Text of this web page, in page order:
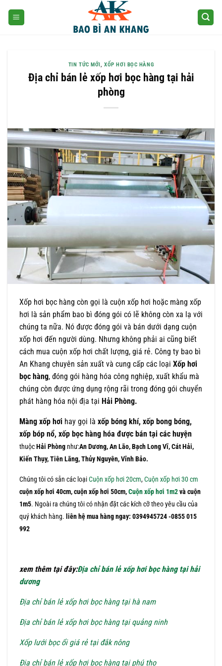
TIN TỨC MỚI,XỐP HƠI BỌC HÀNG
Địa chỉ bán lẻ xốp hơi bọc hàng tại hải
phòng
Xốp hơi bọc hàng còn gọi là cuộn xốp hơi hoặc màng xốp
hơi là sản phẩm bao bì đóng gói có lẽ không còn xa lạ với
chúng ta nữa. Nó được đóng gói và bán dưới dạng cuộn
xốp hơi đến người dùng. Nhưng không phải ai cũng biết
cách mua cuộn xốp hơi chất lượng, giá rẻ. Công ty bao bì
An Khang chuyên sản xuất và cung cấp các loại Xốp hơi
bọc hàng, đóng gói hàng hóa công nghiệp, xuất khẩu mà
chúng còn được ứng dụng rộng rãi trong đóng gói chuyển
phát hàng hóa nội địa tại Hải Phòng.
Màng xốp hơi hay gọi là xốp bóng khí, xốp bong bóng,
xốp bóp nổ, xốp bọc hàng hóa được bán tại các huyện
thuộcHải Phòngnhư:An Dương, An Lão, Bạch Long Vĩ, Cát Hải,
Kiến Thụy, Tiên Lãng, Thủy Nguyên, Vĩnh Bảo.
Chúng tôi có sẵn các loạiCuộn xốp hơi 20cm,Cuộn xốp hơi 30 cm
cuộn xốp hơi 40cm, cuộn xốp hơi 50cm,Cuộn xốp hơi 1m2và cuộn
1m5. Ngoài ra chúng tôi có nhận đặt các kích cỡ theo yêu cầu của
quý khách hàng. liên hệ mua hàng ngay: 0394945724 -0855 015
992
xem thêm tại đây:Địa chỉ bán lẻ xốp hơi bọc hàng tại hải
dương
Địa chỉ bán lẻ xốp hơi bọc hàng tại hà nam
Địa chỉ bán lẻ xốp hơi bọc hàng tại quảng ninh
Xốp lưới bọc ổi giá rẻ tại đắk nông
Địa chỉ bán lẻ xốp hơi bọc hàng tại phú thọ